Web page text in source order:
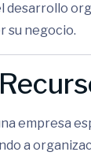
desarrollo
su negocio.
empresa
a